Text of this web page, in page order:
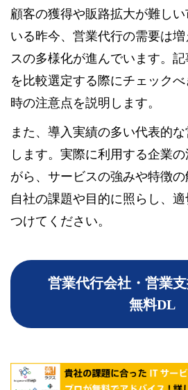
顧客の獲得や販路拡大が難し
いる昨今、営業代行の需要は
スの多様化が進んでいます。
を比較選定する際にチェック
時の注意点を説明します。
また、導入実績の多い代表的
します。実際に利用する企業
がら、サービスの強みや特徴の
自社の課題や目的に照らし、
つけてください。
営業代行会社・営業
無料DL